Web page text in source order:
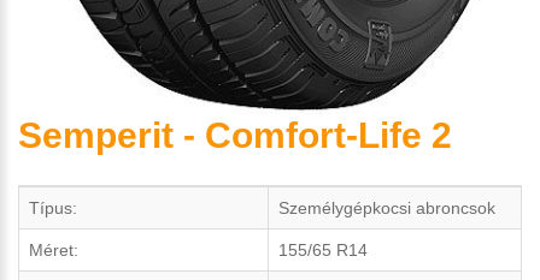
Semperit - Comfort-Life 2
Típus: Személygépkocsi abroncsok
Méret: 155/65 R14